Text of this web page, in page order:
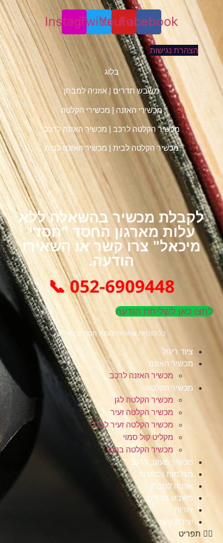
Facebook
Youtube
Twitter
Instagram
הצהרת נגישות
בלוג
משבש תדרים אוזניה למבחן
מכשירי האזנה| מכשירי הקלטה
מכשיר הקלטה לרכב מכשיר האזנה לרכב
מכשיר הקלטה לבית מכשיר האזנה לבית
לקבלת מכשיר בהשאלה ללא
עלות מארגון החסד "חסדי
מיכאל" צרו קשר או השאירו
הודעה.
052-6909448 📞
לחצו כאן לשליחת הודעה
כל הזכויות שמורות לגמח חסדי מיכאל ©
ציוד ריגול
מכשיר האזנה
מכשיר האזנה לרכב
מכשיר הקלטה
מכשיר הקלטה לגן
מכשיר הקלטה זעיר
מכשיר הקלטה זעיר לבגד
מקליט קול סמוי
מכשיר הקלטה בנעל
מכשיר מעקב לרכב
מצלמות נסתרות
אוזניה למבחן
משבש תדרים
אודות
יצירת קשר
תפריט